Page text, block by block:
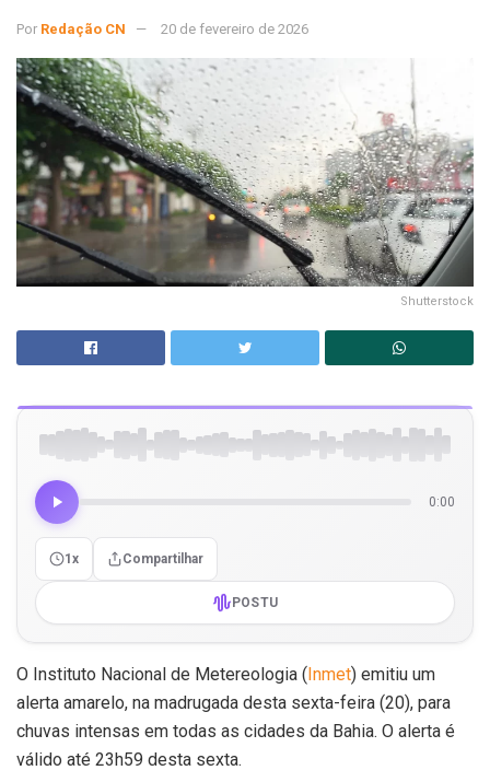
Por Redação CN 20 de fevereiro de 2026
Shutterstock
0:00
1x Compartilhar
POSTU
O Instituto Nacional de Metereologia (Inmet) emitiu um
alerta amarelo, na madrugada desta sexta-feira (20), para
chuvas intensas em todas as cidades da Bahia. O alerta é
válido até 23h59 desta sexta.